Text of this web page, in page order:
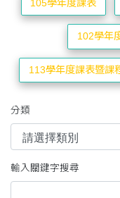
105學年度課表
102學年
113學年度課表暨課
分類
輸入關鍵字搜尋